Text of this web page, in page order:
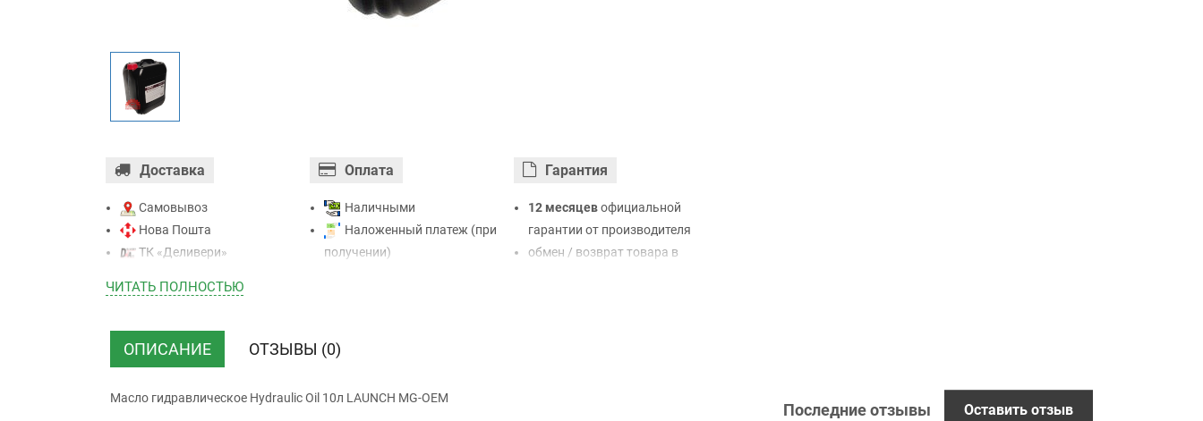
Доставка
Самовывоз
Нова Пошта
ТК «Деливери»
ТК “Justin”
ТК ”УкрПочта”
Оплата
Наличными
Наложенный платеж (при
получении)
Гарантия
12 месяцевофициальной
гарантии от производителя
обмен / возврат товара в
ЧИТАТЬ ПОЛНОСТЬЮ
ОПИСАНИЕ ОТЗЫВЫ (0)
Масло гидравлическое Hydraulic Oil 10л LAUNCH MG-OEM
Последние отзывы Оставить отзыв